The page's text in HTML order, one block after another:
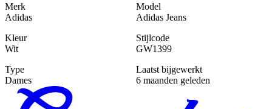
Merk
Adidas
Model
Adidas Jeans
Kleur
Wit
Stijlcode
GW1399
Type
Dames
Laatst bijgewerkt
6 maanden geleden